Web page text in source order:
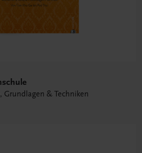
Grundlagen & Techniken